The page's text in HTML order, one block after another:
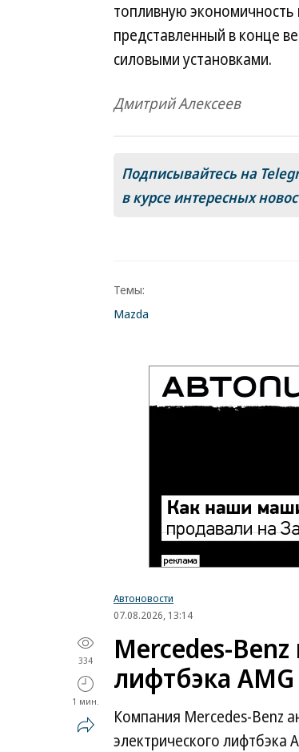
топливную экономичность
представленный в конце
силовыми установками.
Дмитрий Алексеев
Подписывайтесь на
в курсе интересных
Темы:
Mazda
Автоновости
07.08.2026, 13:14
334
1 мин.
Mercedes-
лифтбэка
Компания Mercedes-Benz
электрического лифтбэка